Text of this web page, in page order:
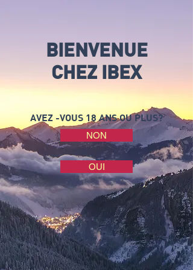
BIENVENUE
CHEZ IBEX
AVEZ -VOUS 18 ANS OU PLUS?
NON
OUI